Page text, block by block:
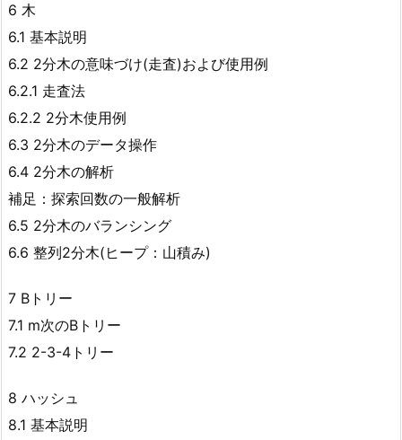
6 木
6.1 基本説明
6.2 2分木の意味づけ(走査)および使用例
6.2.1 走査法
6.2.2 2分木使用例
6.3 2分木のデータ操作
6.4 2分木の解析
補足：探索回数の一般解析
6.5 2分木のバランシング
6.6 整列2分木(ヒープ：山積み)
7 Bトリー
7.1 m次のBトリー
7.2 2-3-4トリー
8 ハッシュ
8.1 基本説明